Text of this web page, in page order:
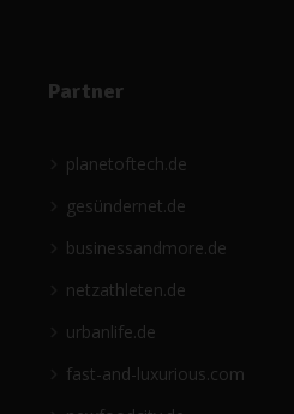
Partner
planetoftech.de
gesündernet.de
businessandmore.de
netzathleten.de
urbanlife.de
fast-and-luxurious.com